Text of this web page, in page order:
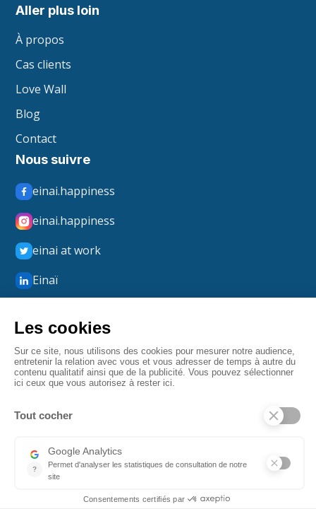
Aller plus loin
À propos
Cas clients
Love Wall
Blog
Contact
Nous suivre
einai.happiness
einai.happiness
einai at work
Einaï
© 2026 Einaï. Tous droits réservés.
Mentions légales
Fait par Angulaire